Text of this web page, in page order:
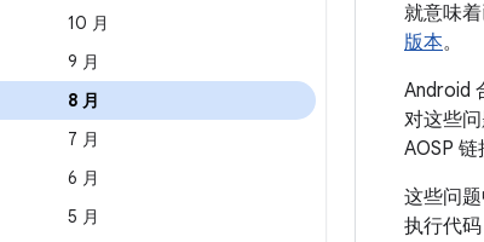
10 月
9 月
8 月
7 月
6 月
5 月
就意味
版本。
Android
对这些
AOSP 链
这些问
执行代